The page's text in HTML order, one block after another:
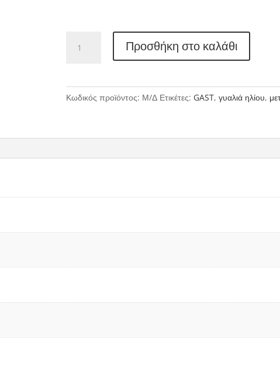
ASTRO
Προσθήκη στο καλάθι
Κωδικός προϊόντος: Μ/Δ Ετικέτες: GAST,γυαλιά ηλίου,